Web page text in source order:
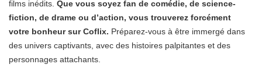
films inédits. Que vous soyez fan de comédie, de science-
fiction, de drame ou d’action, vous trouverez forcément
votre bonheur sur Coflix. Préparez-vous à être immergé dans
des univers captivants, avec des histoires palpitantes et des
personnages attachants.